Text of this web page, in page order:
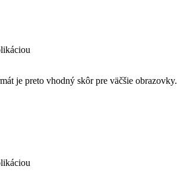
je preto vhodný skôr pre väčšie obrazovky.